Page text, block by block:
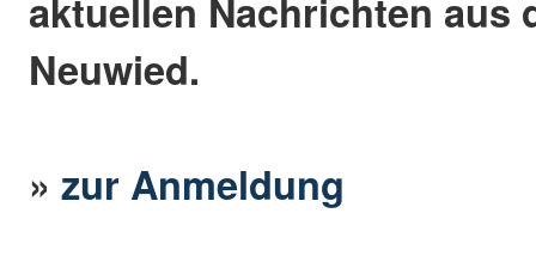
Neuwied.
»zur Anmeldung